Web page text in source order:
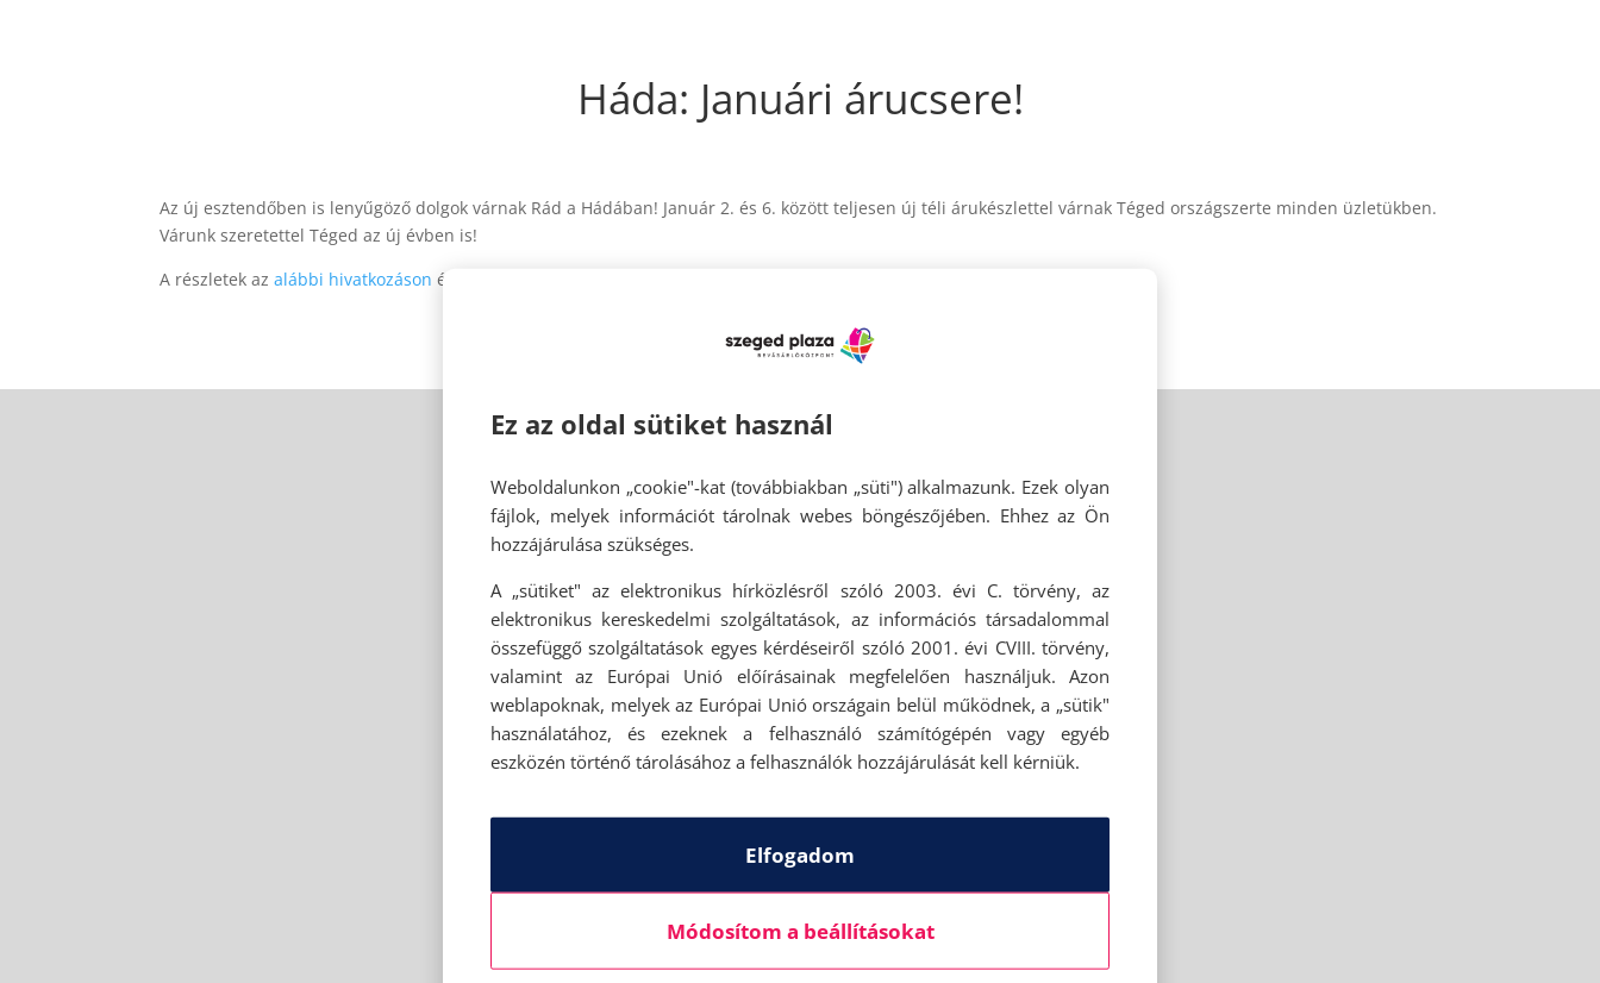
Háda: Januári árucsere!
Az új esztendőben is lenyűgöző dolgok várnak Rád a Hádában! Január 2. és 6. között teljesen új téli árukészlettel várnak Téged országszerte minden üzletükben.
Várunk szeretettel Téged az új évben is!
A részletek azalábbi hivatkozáson érhetők el!
Ez az oldal sütiket használ
Weboldalunkon „cookie"-kat (továbbiakban „süti") alkalmazunk. Ezek olyan
fájlok, melyek információt tárolnak webes böngészőjében. Ehhez az Ön
hozzájárulása szükséges.
A „sütiket" az elektronikus hírközlésről szóló 2003. évi C. törvény, az
elektronikus kereskedelmi szolgáltatások, az információs társadalommal
összefüggő szolgáltatások egyes kérdéseiről szóló 2001. évi CVIII. törvény,
valamint az Európai Unió előírásainak megfelelően használjuk. Azon
weblapoknak, melyek az Európai Unió országain belül működnek, a „sütik"
használatához, és ezeknek a felhasználó számítógépén vagy egyéb
eszközén történő tárolásához a felhasználók hozzájárulását kell kérniük.
Elfogadom
Módosítom a beállításokat